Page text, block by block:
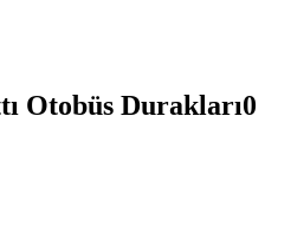
Otobüs Durakları0